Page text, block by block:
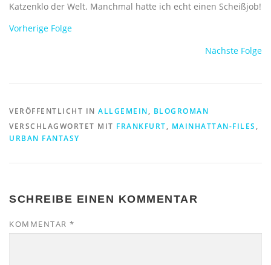
Katzenklo der Welt. Manchmal hatte ich echt einen Scheißjob!
Vorherige Folge
Nächste Folge
VERÖFFENTLICHT IN ALLGEMEIN, BLOGROMAN
VERSCHLAGWORTET MIT FRANKFURT, MAINHATTAN-FILES ,
URBAN FANTASY
SCHREIBE EINEN KOMMENTAR
KOMMENTAR *